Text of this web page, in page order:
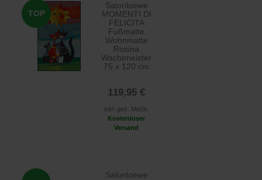
TOP
Salonloewe
MOMENTI DI
FELICITA
Fußmatte
Wohnmatte
Rosina
Wachtmeister
75 x 120 cm
119,95 €
inkl. ges. MwSt.
Kostenloser
Versand
Salonloewe